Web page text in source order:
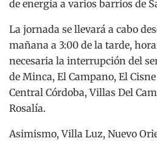
de energía a varios barrios de
La jornada se llevará a cabo
mañana a 3:00 de la tarde,
necesaria la interrupción del
de Minca, El Campano, El
Central Córdoba, Villas Del
Rosalía.
Asimismo, Villa Luz, Nuevo